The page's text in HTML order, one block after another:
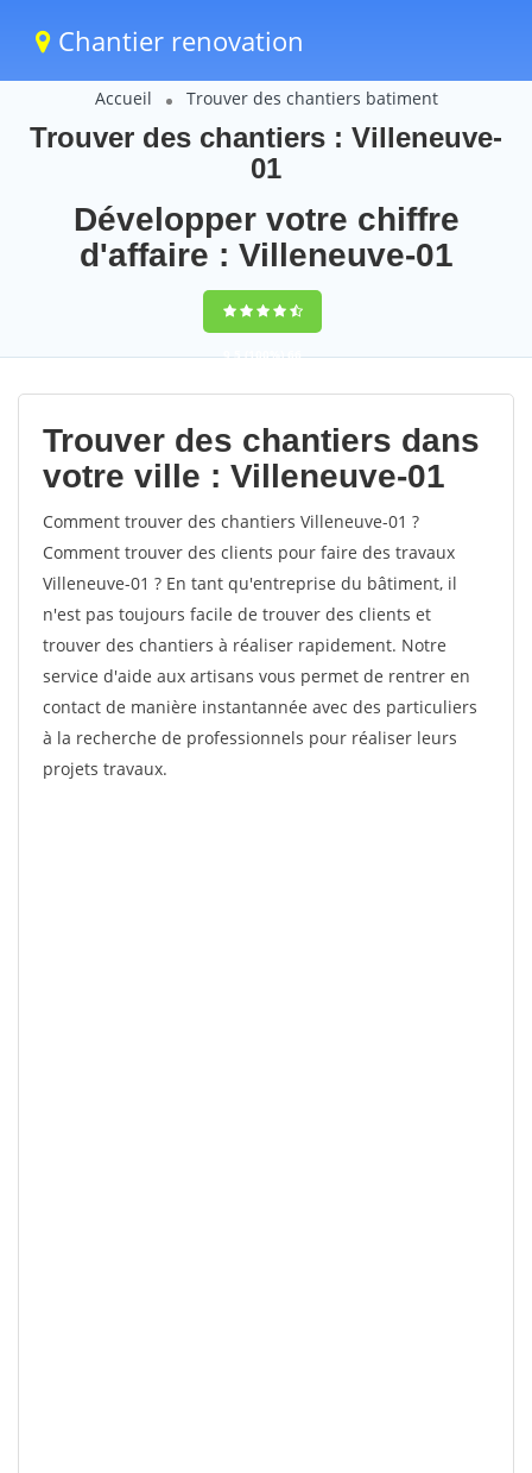
Chantier renovation
Accueil Trouver des chantiers batiment
Trouver des chantiers : Villeneuve-
01
Développer votre chiffre
d'affaire : Villeneuve-01
9,5(100%)66
votes
Trouver des chantiers dans
votre ville : Villeneuve-01
Comment trouver des chantiers Villeneuve-01 ?
Comment trouver des clients pour faire des travaux
Villeneuve-01 ? En tant qu'entreprise du bâtiment, il
n'est pas toujours facile de trouver des clients et
trouver des chantiers à réaliser rapidement. Notre
service d'aide aux artisans vous permet de rentrer en
contact de manière instantannée avec des particuliers
à la recherche de professionnels pour réaliser leurs
projets travaux.